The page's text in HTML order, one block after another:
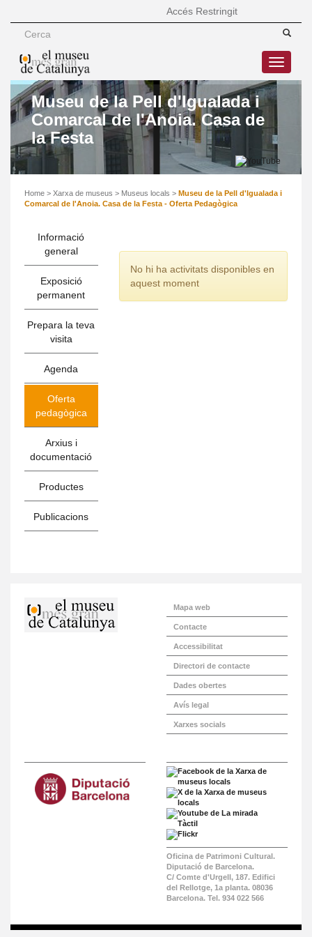
Accés Restringit
Toggle
Museu de la Pell d'Igualada i
Comarcal de l'Anoia. Casa de
la Festa
Home > Xarxa de museus > Museus locals > Museu de la Pell d'Igualada i
Comarcal de l'Anoia. Casa de la Festa - Oferta Pedagògica
Informació
general
Exposició
permanent
Prepara la teva
visita
Agenda
Oferta
pedagògica
Arxius i
documentació
Productes
Publicacions
No hi ha activitats disponibles en
aquest moment
Mapa web
Contacte
Accessibilitat
Directori de contacte
Dades obertes
Avís legal
Xarxes socials
Oficina de Patrimoni Cultural.
Diputació de Barcelona.
C/ Comte d'Urgell, 187. Edifici
del Rellotge, 1a planta. 08036
Barcelona. Tel. 934 022 566